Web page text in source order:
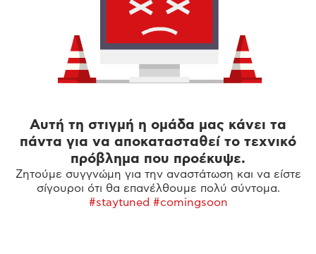
Αυτή τη στιγμή η ομάδα μας κάνει τα
πάντα για να αποκατασταθεί το τεχνικό
πρόβλημα που προέκυψε.
Ζητούμε συγγνώμη για την αναστάτωση και να είστε
σίγουροι ότι θα επανέλθουμε πολύ σύντομα.
#staytuned #comingsoon